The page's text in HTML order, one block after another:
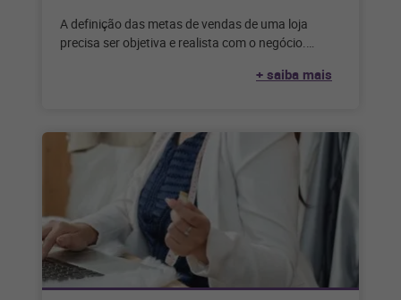
A definição das metas de vendas de uma loja
precisa ser objetiva e realista com o negócio.
+ saiba mais